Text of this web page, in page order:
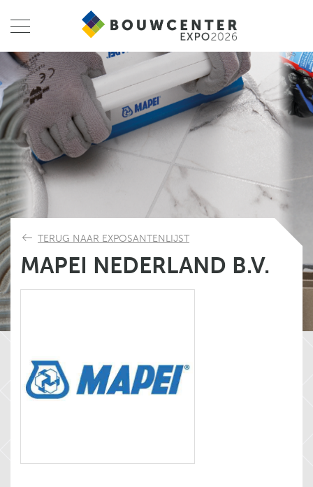
TERUG NAAR EXPOSANTENLIJST
MAPEI NEDERLAND B.V.